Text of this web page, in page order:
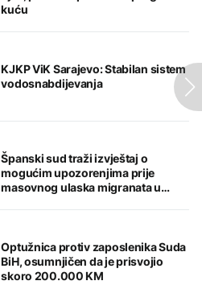
kuću
KJKP ViK Sarajevo: Stabilan sistem
vodosnabdijevanja
Španski sud traži izvještaj o
mogućim upozorenjima prije
masovnog ulaska migranata u
Optužnica protiv zaposlenika Suda
BiH, osumnjičen da je prisvojio
skoro 200.000 KM